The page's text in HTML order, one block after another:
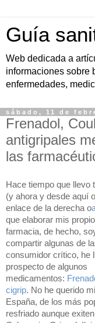
Guía
Web dedicada a
informaciones sobre
enfermedades,
sábado, 11 de
Frenadol,
antigripales
las
Hace tiempo que llevo
(y ahora y desde aquí
enlace de la derecha o
que elaborar mis
farmacia, de hecho,
compartir algunas de
consumidor crítico, he
prospecto de algunos
medicamentos:
cigrip. No he querido
España, de los más
resfriado aunque